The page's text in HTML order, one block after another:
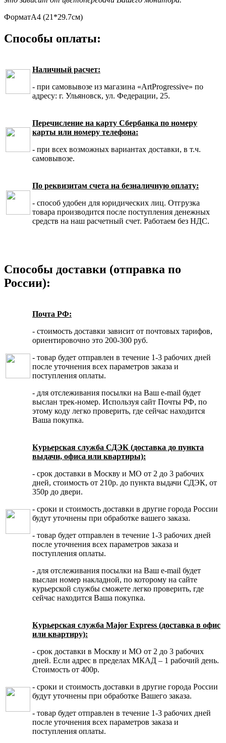
ФорматА4 (21*29.7см)
Способы оплаты:
Наличный расчет:
- при самовывозе из магазина «ArtProgressive» по
адресу: г. Ульяновск, ул. Федерации, 25.
Перечисление на карту Сбербанка по номеру
карты или номеру телефона:
- при всех возможных вариантах доставки, в т.ч.
самовывозе.
По реквизитам счета на безналичную оплату:
- способ удобен для юридических лиц. Отгрузка
товара производится после поступления денежных
средств на наш расчетный счет. Работаем без НДС.
Способы доставки (отправка по
России):
Почта РФ:
- стоимость доставки зависит от почтовых тарифов,
ориентировочно это 200-300 руб.
- товар будет отправлен в течение 1-3 рабочих дней
после уточнения всех параметров заказа и
поступления оплаты.
- для отслеживания посылки на Ваш e-mail будет
выслан трек-номер. Используя сайт Почты РФ, по
этому коду легко проверить, где сейчас находится
Ваша покупка.
Курьерская служба СДЭК (доставка до пункта
выдачи, офиса или квартиры):
- срок доставки в Москву и МО от 2 до 3 рабочих
дней, стоимость от 210р. до пункта выдачи СДЭК, от
350р до двери.
- сроки и стоимость доставки в другие города России
будут уточнены при обработке вашего заказа.
- товар будет отправлен в течение 1-3 рабочих дней
после уточнения всех параметров заказа и
поступления оплаты.
- для отслеживания посылки на Ваш e-mail будет
выслан номер накладной, по которому на сайте
курьерской службы сможете легко проверить, где
сейчас находится Ваша покупка.
Курьерская служба Major Express (доставка в офис
или квартиру):
- срок доставки в Москву и МО от 2 до 3 рабочих
дней. Если адрес в пределах МКАД – 1 рабочий день.
Стоимость от 400р.
- сроки и стоимость доставки в другие города России
будут уточнены при обработке Вашего заказа.
- товар будет отправлен в течение 1-3 рабочих дней
после уточнения всех параметров заказа и
поступления оплаты.